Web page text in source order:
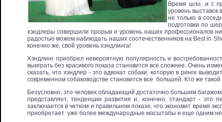
Время шло, и с
уровень выставок
не только в
подготовки по
хэндлеры совершили прорыв и уровень наших профессионалов
радостью можем наблюдать наших соотечественников на Best in
конечно же, свой уровень хэндлинга!
Хэндлинг приобрел невероятную популярность и
выиграть без красивого показа становится все сложнее. Очень
сказать, что хэндлер - это адвокат собаки, которую в ринге
современном собаководстве становится все большей. Кто же
Безусловно, это человек обладающий достаточно большим
представляет, тенденции развития и, конеч­но, стандарт -
заключается в четком и правильном показе, что экономит время
приобретает уже более международные масштабы и еще одним